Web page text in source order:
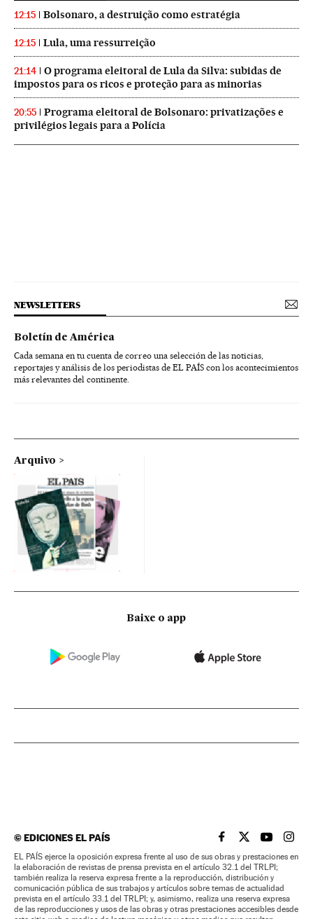
12:15 Bolsonaro, a destruição como estratégia
12:15 Lula, uma ressurreição
21:14
O programa eleitoral de Lula da Silva: subidas de
impostos para os ricos e proteção para as minorias
20:55
Programa eleitoral de Bolsonaro: privatizações e
privilégios legais para a Polícia
NEWSLETTERS
Boletín de América
Cada semana en tu cuenta de correo una selección de las noticias,
reportajes y análisis de los periodistas de EL PAÍS con los acontecimientos
más relevantes del continente.
Arquivo
Baixe o app
©EDICIONES EL PAÍS EL PAÍS BRASIL EN
EL PAÍSEL PAÍS
EL
EL PAÍS ejerce la oposición expresa frente al uso de sus obras y prestaciones en
la elaboración de revistas de prensa prevista en el artículo 32.1 del TRLPI;
también realiza la reserva expresa frente a la reproducción, distribución y
comunicación pública de sus trabajos y artículos sobre temas de actualidad
prevista en el artículo 33.1 del TRLPI; y, asimismo, realiza una reserva expresa
de las reproducciones y usos de las obras y otras prestaciones accesibles desde